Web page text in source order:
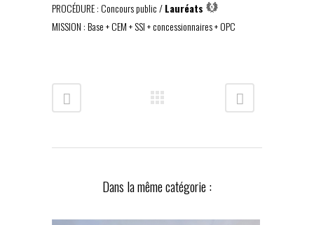
PROCÉDURE : Concours public /Lauréats
MISSION : Base + CEM + SSI + concessionnaires + OPC
Dans la même catégorie :